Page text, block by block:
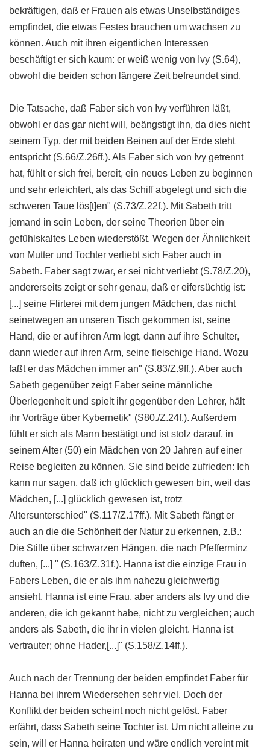
bekräftigen, daß er Frauen als etwas Unselbständiges
empfindet, die etwas Festes brauchen um wachsen zu
können. Auch mit ihren eigentlichen Interessen
beschäftigt er sich kaum: er weiß wenig von Ivy (S.64),
obwohl die beiden schon längere Zeit befreundet sind.
Die Tatsache, daß Faber sich von Ivy verführen läßt,
obwohl er das gar nicht will, beängstigt ihn, da dies nicht
seinem Typ, der mit beiden Beinen auf der Erde steht
entspricht (S.66/Z.26ff.). Als Faber sich von Ivy getrennt
hat, fühlt er sich frei, bereit, ein neues Leben zu beginnen
und sehr erleichtert, als das Schiff abgelegt und sich die
schweren Taue lös[t]en" (S.73/Z.22f.). Mit Sabeth tritt
jemand in sein Leben, der seine Theorien über ein
gefühlskaltes Leben wiederstößt. Wegen der Ähnlichkeit
von Mutter und Tochter verliebt sich Faber auch in
Sabeth. Faber sagt zwar, er sei nicht verliebt (S.78/Z.20),
andererseits zeigt er sehr genau, daß er eifersüchtig ist:
[...] seine Flirterei mit dem jungen Mädchen, das nicht
seinetwegen an unseren Tisch gekommen ist, seine
Hand, die er auf ihren Arm legt, dann auf ihre Schulter,
dann wieder auf ihren Arm, seine fleischige Hand. Wozu
faßt er das Mädchen immer an" (S.83/Z.9ff.). Aber auch
Sabeth gegenüber zeigt Faber seine männliche
Überlegenheit und spielt ihr gegenüber den Lehrer, hält
ihr Vorträge über Kybernetik" (S80./Z.24f.). Außerdem
fühlt er sich als Mann bestätigt und ist stolz darauf, in
seinem Alter (50) ein Mädchen von 20 Jahren auf einer
Reise begleiten zu können. Sie sind beide zufrieden: Ich
kann nur sagen, daß ich glücklich gewesen bin, weil das
Mädchen, [...] glücklich gewesen ist, trotz
Altersunterschied" (S.117/Z.17ff.). Mit Sabeth fängt er
auch an die die Schönheit der Natur zu erkennen, z.B.:
Die Stille über schwarzen Hängen, die nach Pfefferminz
duften, [...] " (S.163/Z.31f.). Hanna ist die einzige Frau in
Fabers Leben, die er als ihm nahezu gleichwertig
ansieht. Hanna ist eine Frau, aber anders als Ivy und die
anderen, die ich gekannt habe, nicht zu vergleichen; auch
anders als Sabeth, die ihr in vielen gleicht. Hanna ist
vertrauter; ohne Hader,[...]" (S.158/Z.14ff.).
Auch nach der Trennung der beiden empfindet Faber für
Hanna bei ihrem Wiedersehen sehr viel. Doch der
Konflikt der beiden scheint noch nicht gelöst. Faber
erfährt, dass Sabeth seine Tochter ist. Um nicht alleine zu
sein, will er Hanna heiraten und wäre endlich vereint mit